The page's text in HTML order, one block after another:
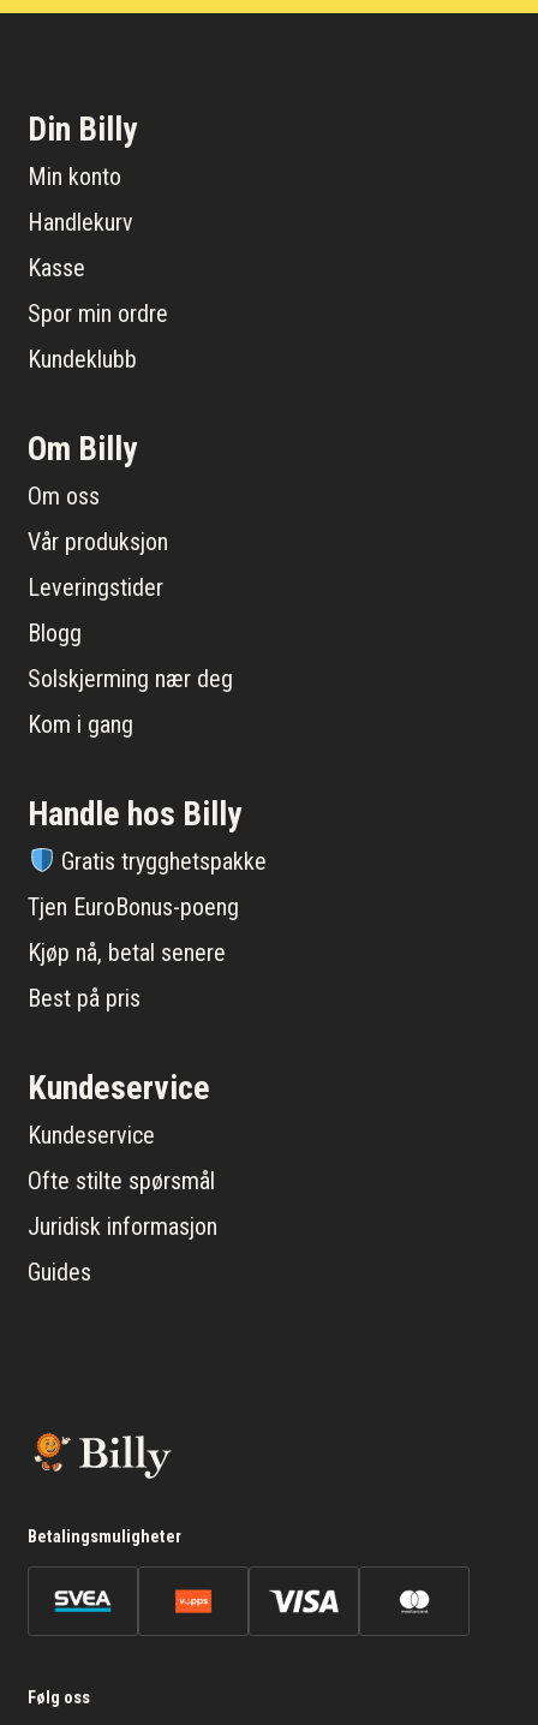
Din Billy
Min konto
Handlekurv
Kasse
Spor min ordre
Kundeklubb
Om Billy
Om oss
Vår produksjon
Leveringstider
Blogg
Solskjerming nær deg
Kom i gang
Handle hos Billy
Gratis trygghetspakke
Tjen EuroBonus-poeng
Kjøp nå, betal senere
Best på pris
Kundeservice
Kundeservice
Ofte stilte spørsmål
Juridisk informasjon
Guides
Betalingsmuligheter
Følg oss